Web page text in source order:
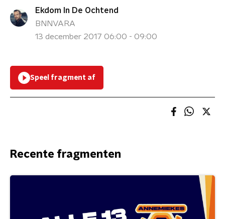
Ekdom In De Ochtend
BNNVARA
13 december 2017 06:00 - 09:00
Speel fragment af
Recente fragmenten